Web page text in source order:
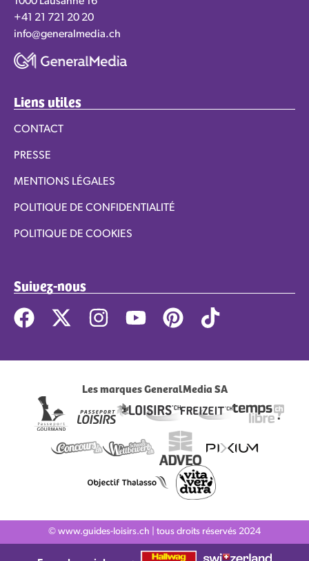
+41 21 721 20 20
info@generalmedia.ch
Liens utiles
CONTACT
PRESSE
MENTIONS LÉGALES
POLITIQUE DE CONFIDENTIALITÉ
POLITIQUE DE COOKIES
Suivez-nous
Les marques GeneralMedia SA
© www.guides-loisirs.ch | tous droits réservés 2024